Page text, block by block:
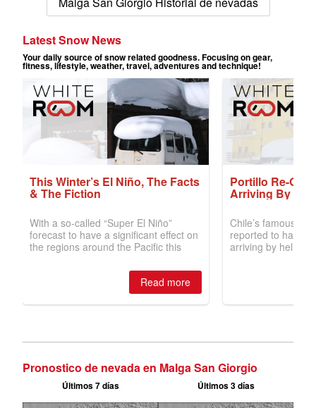
Pronostico de nevada en Malga San Giorgio
Últimos 7 días Últimos 3 días